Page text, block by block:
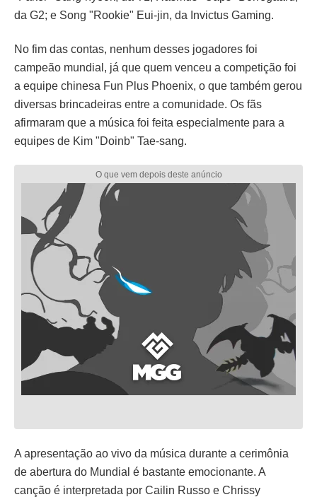
da G2; e Song "Rookie" Eui-jin, da Invictus Gaming.
No fim das contas, nenhum desses jogadores foi
campeão mundial, já que quem venceu a competição foi
a equipe chinesa Fun Plus Phoenix, o que também gerou
diversas brincadeiras entre a comunidade. Os fãs
afirmaram que a música foi feita especialmente para a
equipes de Kim "Doinb" Tae-sang.
A apresentação ao vivo da música durante a cerimônia
de abertura do Mundial é bastante emocionante. A
canção é interpretada por Cailin Russo e Chrissy